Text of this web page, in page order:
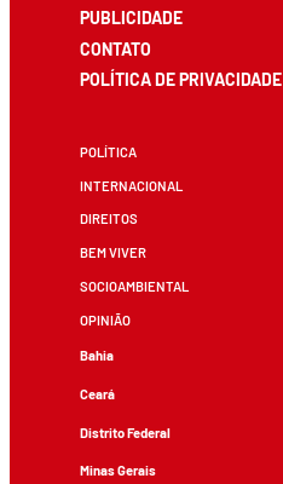
PUBLICIDADE
CONTATO
POLÍTICA DE PRIVACIDADE
POLÍTICA
INTERNACIONAL
DIREITOS
BEM VIVER
SOCIOAMBIENTAL
OPINIÃO
Bahia
Ceará
Distrito Federal
Minas Gerais